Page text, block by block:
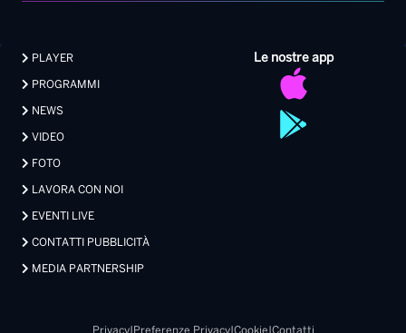
Le nostre app
PLAYER
PROGRAMMI
NEWS
VIDEO
FOTO
LAVORA CON NOI
EVENTI LIVE
CONTATTI PUBBLICITÀ
MEDIA PARTNERSHIP
Privacy| Preferenze Privacy| Cookie Contatti